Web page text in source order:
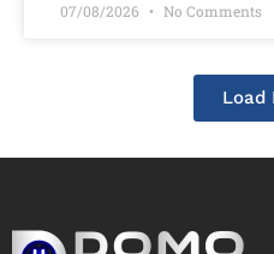
07/08/2026 No Comments
Load